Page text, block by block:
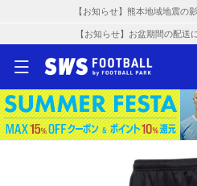
【お知らせ】熊本地域地震の
【お知らせ】お盆期間の配送